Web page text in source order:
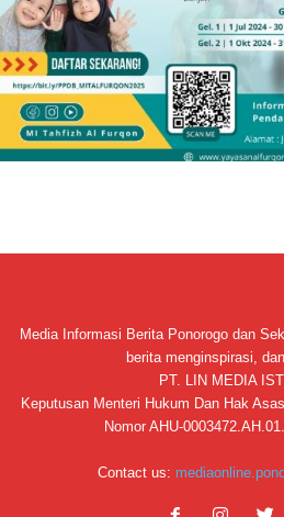
Media Informasi Berita Ponorogo dan
berita menginspirasi,
PT. LIN MEDIA
Keputusan Menteri Hukum Dan Hak
Nomor AHU-
Contact us: